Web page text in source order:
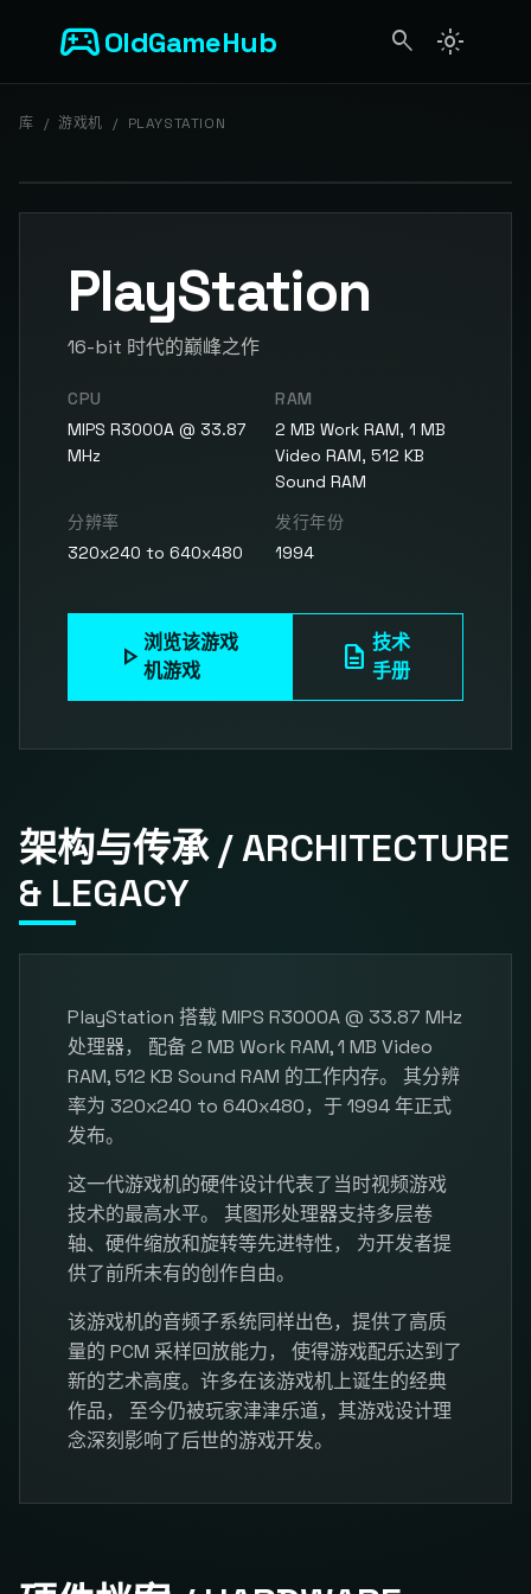
sports_esportsOldGameHub search light_mode
库 / 游戏机 / PLAYSTATION
PlayStation
16-bit 时代的巅峰之作
CPU
MIPS R3000A @ 33.87
MHz
RAM
2 MB Work RAM, 1 MB
Video RAM, 512 KB
Sound RAM
分辨率
320x240 to 640x480
发行年份
1994
play_arrow 浏览该游戏
机游戏
description 技术
手册
架构与传承 / ARCHITECTURE
& LEGACY
PlayStation 搭载 MIPS R3000A @ 33.87 MHz
处理器， 配备 2 MB Work RAM, 1 MB Video
RAM, 512 KB Sound RAM 的工作内存。 其分辨
率为 320x240 to 640x480，于 1994 年正式
发布。
这一代游戏机的硬件设计代表了当时视频游戏
技术的最高水平。 其图形处理器支持多层卷
轴、硬件缩放和旋转等先进特性， 为开发者提
供了前所未有的创作自由。
该游戏机的音频子系统同样出色，提供了高质
量的 PCM 采样回放能力， 使得游戏配乐达到了
新的艺术高度。许多在该游戏机上诞生的经典
作品， 至今仍被玩家津津乐道，其游戏设计理
念深刻影响了后世的游戏开发。